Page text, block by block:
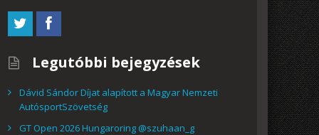
Legutóbbi bejegyzések
Dávid Sándor Díjat alapított a Magyar Nemzeti
AutósportSzövetség
GT Open 2026 Hungaroring @szuhaan_g